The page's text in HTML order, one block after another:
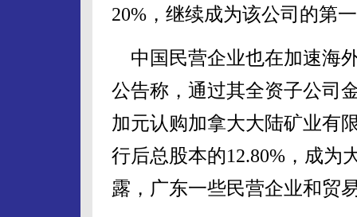
20%，继续成为该公司的第
中国民营企业也在加速海
公告称，通过其全资子公司
加元认购加拿大大陆矿业有
行后总股本的12.80%，成为
露，广东一些民营企业和贸